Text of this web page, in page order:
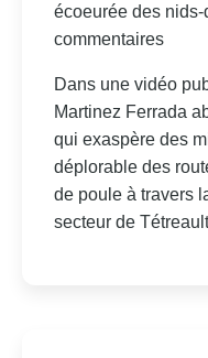
écoeurée des
commentaires
Dans une vidéo
Martinez Ferrada
qui exaspère des
déplorable des
de poule à travers
secteur de